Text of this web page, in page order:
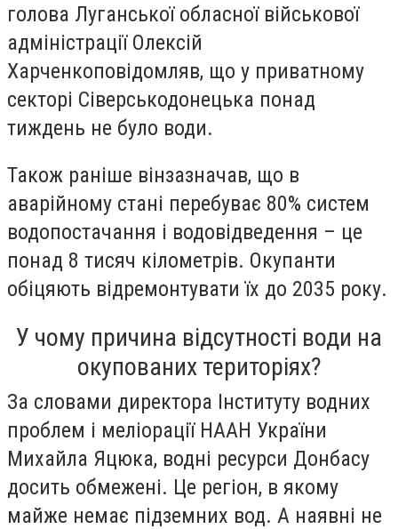
голова Луганської обласної військової
адміністрації Олексій
Харченкоповідомляв, що у приватному
секторі Сіверськодонецька понад
тиждень не було води.
Також раніше вінзазначав, що в
аварійному стані перебуває 80% систем
водопостачання і водовідведення – це
понад 8 тисяч кілометрів. Окупанти
обіцяють відремонтувати їх до 2035 року.
У чому причина відсутності води на
окупованих територіях?
За словами директора Інституту водних
проблем і меліорації НААН України
Михайла Яцюка, водні ресурси Донбасу
досить обмежені. Це регіон, в якому
майже немає підземних вод. А наявні не